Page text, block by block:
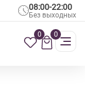
08:00-22:00
Без выходных
0 0